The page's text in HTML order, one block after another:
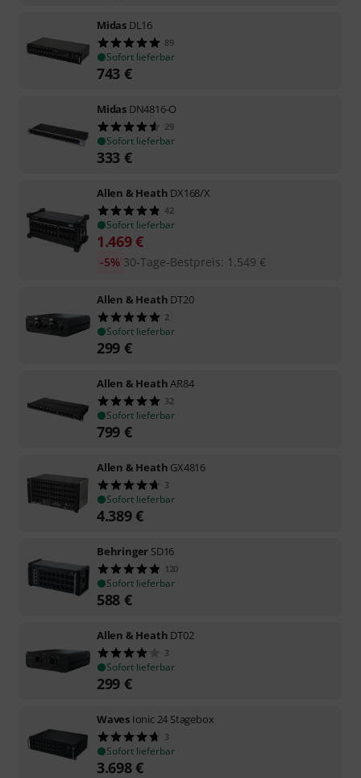
Midas DL16
89
Sofort lieferbar
743 €
Midas DN4816-O
29
Sofort lieferbar
333 €
Allen & Heath DX168/X
42
Sofort lieferbar
1.469€
30-Tage-Bestpreis: 1.549 €
-5%
Allen & Heath DT20
2
Sofort lieferbar
299 €
Allen & HeathAR84
32
Sofort lieferbar
799 €
Allen & Heath GX4816
3
Sofort lieferbar
4.389€
Behringer SD16
120
Sofort lieferbar
588 €
Allen & Heath DT02
3
Sofort lieferbar
299 €
Waves Ionic 24 Stagebox
3
Sofort lieferbar
3.698€